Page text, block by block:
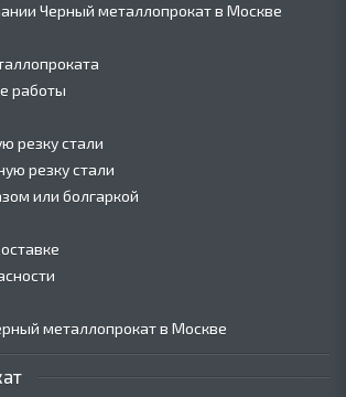
Черный металлопрокат в Москве
работы
резку стали
резку стали
или болгаркой
металлопрокат в Москве